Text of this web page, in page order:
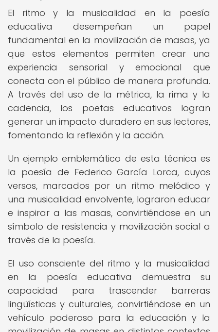
El ritmo y la musicalidad en la poesía
educativa desempeñan un papel
fundamental en la movilización de masas, ya
que estos elementos permiten crear una
experiencia sensorial y emocional que
conecta con el público de manera profunda.
A través del uso de la métrica, la rima y la
cadencia, los poetas educativos logran
generar un impacto duradero en sus lectores,
fomentando la reflexión y la acción.
Un ejemplo emblemático de esta técnica es
la poesía de Federico García Lorca, cuyos
versos, marcados por un ritmo melódico y
una musicalidad envolvente, lograron educar
e inspirar a las masas, convirtiéndose en un
símbolo de resistencia y movilización social a
través de la poesía.
El uso consciente del ritmo y la musicalidad
en la poesía educativa demuestra su
capacidad para trascender barreras
lingüísticas y culturales, convirtiéndose en un
vehículo poderoso para la educación y la